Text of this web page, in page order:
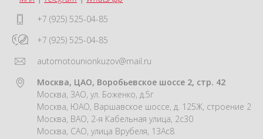
+7 (925) 525-04-85
+7 (925) 525-04-85
automotounionkuzov@mail.ru
Москва, ЦАО, Воробьевское шоссе 2, стр. 42
Москва, ЗАО, ул. Боженко, д.5г
Москва, ЮАО, Варшавское шоссе, д. 125Ж, строение 2
Москва, ВАО, 2-я Кабельная улица, 2с30
Москва, САО, улица Врубеля, 13Ас8